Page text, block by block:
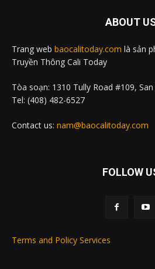
ABOUT
Trang web baocalitoday.com là sản
Truyền Thông Cali Today
Tòa soạn: 1310 Tully Road #109, San
Tel: (408) 482-6527
Contact us: nam@baocalitoday.com
FOLLOW
Terms and Policy Services